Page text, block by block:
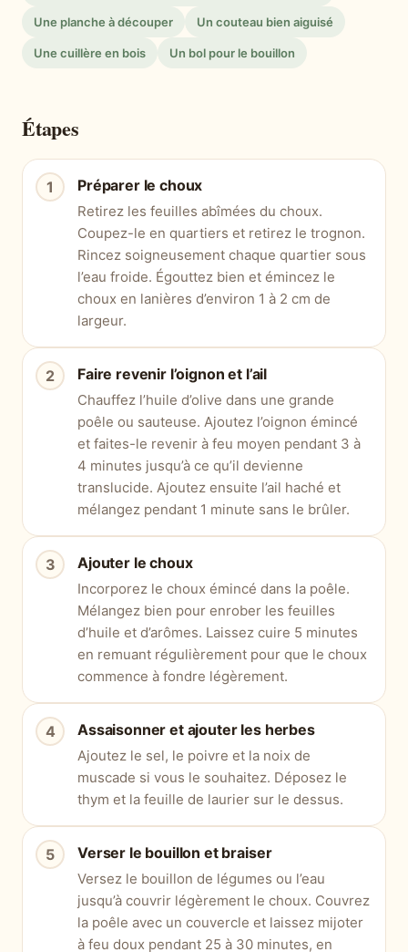
Une planche à découper Un couteau bien aiguisé
Une cuillère en bois Un bol pour le bouillon
Étapes
Préparer le choux
Retirez les feuilles abîmées du choux.
Coupez-le en quartiers et retirez le trognon.
Rincez soigneusement chaque quartier sous
l’eau froide. Égouttez bien et émincez le
choux en lanières d’environ 1 à 2 cm de
largeur.
Faire revenir l’oignon et l’ail
Chauffez l’huile d’olive dans une grande
poêle ou sauteuse. Ajoutez l’oignon émincé
et faites-le revenir à feu moyen pendant 3 à
4 minutes jusqu’à ce qu’il devienne
translucide. Ajoutez ensuite l’ail haché et
mélangez pendant 1 minute sans le brûler.
Ajouter le choux
Incorporez le choux émincé dans la poêle.
Mélangez bien pour enrober les feuilles
d’huile et d’arômes. Laissez cuire 5 minutes
en remuant régulièrement pour que le choux
commence à fondre légèrement.
Assaisonner et ajouter les herbes
Ajoutez le sel, le poivre et la noix de
muscade si vous le souhaitez. Déposez le
thym et la feuille de laurier sur le dessus.
Verser le bouillon et braiser
Versez le bouillon de légumes ou l’eau
jusqu’à couvrir légèrement le choux. Couvrez
la poêle avec un couvercle et laissez mijoter
à feu doux pendant 25 à 30 minutes, en